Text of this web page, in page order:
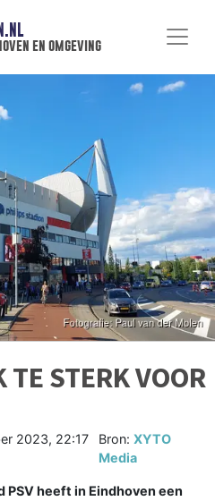
en omgeving
STERK VOOR
2023, 22:17
Bron:XYTO
Media
PSV heeft in Eindhoven een